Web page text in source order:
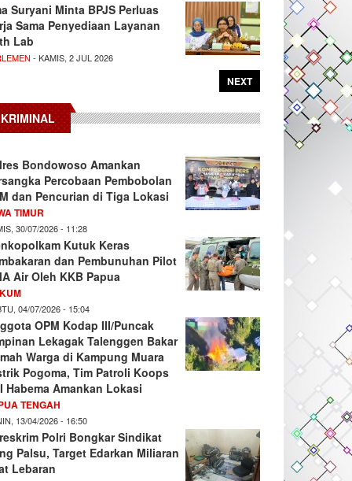
Suryani Minta BPJS Perluas
Sama Penyediaan Layanan
Lab
- KAMIS, 2 JUL 2026
NEXT
KRIMINAL
Bondowoso Amankan
Percobaan Pembobolan
dan Pencurian di Tiga Lokasi
TIMUR
30/07/2026 - 11:28
Kutuk Keras
dan Pembunuhan Pilot
Air Oleh KKB Papua
04/07/2026 - 15:04
OPM Kodap III/Puncak
Lekagak Talenggen Bakar
Warga di Kampung Muara
Pogoma, Tim Patroli Koops
Habema Amankan Lokasi
TENGAH
13/04/2026 - 16:50
Polri Bongkar Sindikat
Palsu, Target Edarkan Miliaran
Lebaran